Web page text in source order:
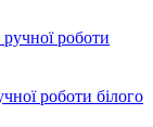
роботи білого